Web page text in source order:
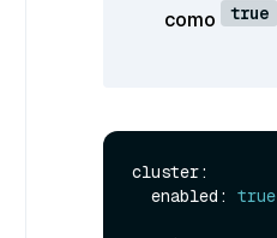
como true
cluster:
  enabled:
true